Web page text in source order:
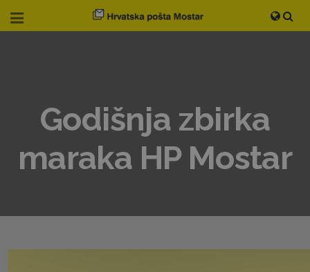
Godišnja zbirka
maraka HP Mostar